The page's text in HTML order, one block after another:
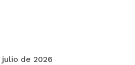
julio de 2026